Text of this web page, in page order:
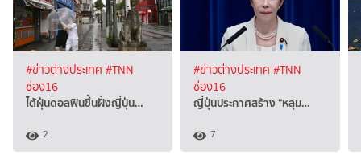
#ข่าวต่างประเทศ #TNN
ช่อง16
ไต้ฝุ่นดอลฟินขึ้นฝั่งญี่ปุ่น…
2
#ข่าวต่างประเทศ #TNN
ช่อง16
ญี่ปุ่นประกาศสร้าง “หลุม…
7